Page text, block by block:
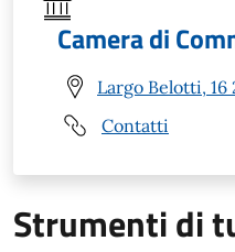
Camera di
Largo Belotti, 16
Contatti
Strumenti di